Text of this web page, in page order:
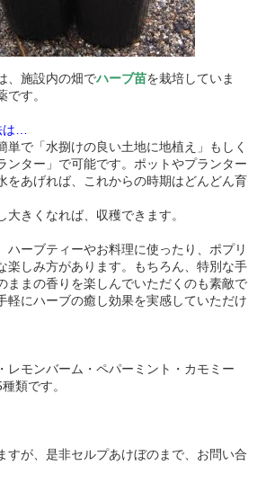
、施設内の畑でハーブ苗を栽培していま
す。
…
単で「水捌けの良い土地に地植え」もしく
ンター」で可能です。ポットやプランター
をあげれば、これからの時期はどんどん育
大きくなれば、収穫できます。
ハーブティーやお料理に使ったり、ポプリ
楽しみ方があります。もちろん、特別な手
ままの香りを楽しんでいただくのも素敵で
軽にハーブの癒し効果を実感していただけ
レモンバーム・ペパーミント・カモミー
類です。
すが、是非セルプあけぼのまで、お問い合